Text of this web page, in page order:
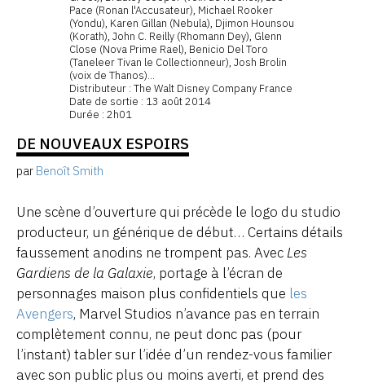
Pace (Ronan l'Accusateur), Michael Rooker
(Yondu), Karen Gillan (Nebula), Djimon Hounsou
(Korath), John C. Reilly (Rhomann Dey), Glenn
Close (Nova Prime Rael), Benicio Del Toro
(Taneleer Tivan le Collectionneur), Josh Brolin
(voix de Thanos)...
Distributeur : The Walt Disney Company France
Date de sortie : 13 août 2014
Durée : 2h01
DE NOUVEAUX ESPOIRS
par Benoît Smith
Une scène d’ouverture qui précède le logo du studio
producteur, un générique de début… Certains détails
faussement anodins ne trompent pas. AvecLes
Gardiens de la Galaxie, portage à l’écran de
personnages maison plus confidentiels que les
Avengers, Marvel Studios n’avance pas en terrain
complètement connu, ne peut donc pas (pour
l’instant) tabler sur l’idée d’un rendez-vous familier
avec son public plus ou moins averti, et prend des